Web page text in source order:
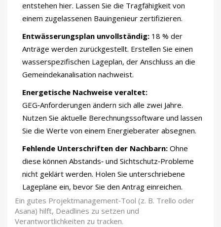
entstehen hier. Lassen Sie die Tragfähigkeit von
einem zugelassenen Bauingenieur zertifizieren.
Entwässerungsplan unvollständig: 18 % der
Anträge werden zurückgestellt. Erstellen Sie einen
wasserspezifischen Lageplan, der Anschluss an die
Gemeindekanalisation nachweist.
Energetische Nachweise veraltet:
GEG‑Anforderungen ändern sich alle zwei Jahre.
Nutzen Sie aktuelle Berechnungssoftware und lassen
Sie die Werte von einem Energieberater absegnen.
Fehlende Unterschriften der Nachbarn: Ohne
diese können Abstands‑ und Sichtschutz‑Probleme
nicht geklärt werden. Holen Sie unterschriebene
Lagepläne ein, bevor Sie den Antrag einreichen.
Ein gutes Projektmanagement‑Tool (z. B. Trello oder
Asana) hilft, Deadlines zu setzen und
Verantwortlichkeiten zu tracken.